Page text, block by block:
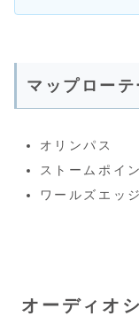
マップロー
オリンパス
ストームポイ
ワールズエッジ
オーディオ